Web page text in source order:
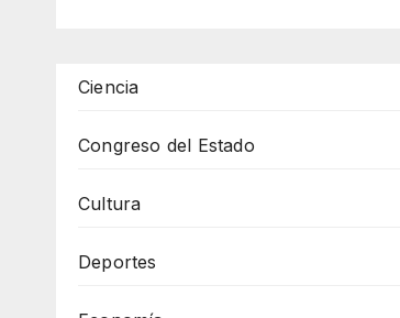
Ciencia
Congreso del Estado
Cultura
Deportes